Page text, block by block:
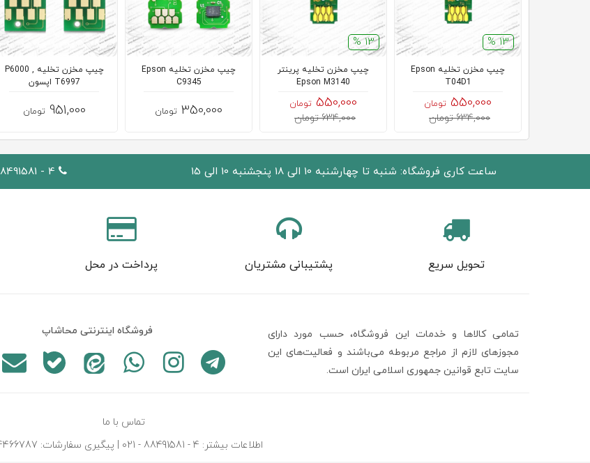
13 %
چیپ مخزن تخلیه Epson
T04D1
550,000 تومان
634,000 تومان
13 %
چیپ مخزن تخلیه پرینتر
Epson M3140
550,000 تومان
634,000 تومان
چیپ مخزن تخلیه Epson
C9345
350,000 تومان
چیپ مخزن تخلیه P6000 ,
T6997 اپسون
951,000 تومان
ساعت کاری فروشگاه: شنبه تا چهارشنبه 10 الی 18 پنجشنبه 10 الی 15 4 - 88491581 - 021
تحویل سریع پشتیبانی مشتریان پرداخت در محل
تمامی كالاها و خدمات اين فروشگاه، حسب مورد دارای
مجوزهای لازم از مراجع مربوطه می‌باشند و فعاليت‌های اين
سايت تابع قوانين جمهوری اسلامی ایران است.
فروشگاه اینترنتی محاشاپ
تماس با ما
اطلاعات بیشتر: 4 - 88491581 - 021 | پیگیری سفارشات: 09194466787